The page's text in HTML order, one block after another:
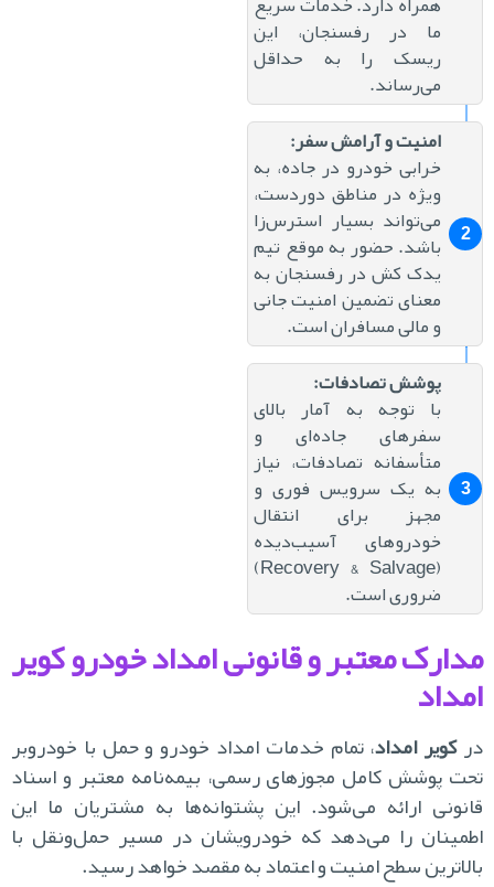
ما در رفسنجان، این
ریسک را به حداقل
می‌رساند.
امنیت و آرامش سفر:
خرابی خودرو در جاده، به
ویژه در مناطق دوردست،
می‌تواند بسیار استرس‌زا
باشد. حضور به موقع تیم
یدک کش در رفسنجان به
معنای تضمین امنیت جانی
و مالی مسافران است.
پوشش تصادفات:
با توجه به آمار بالای
سفرهای جاده‌ای و
متأسفانه تصادفات، نیاز
به یک سرویس فوری و
مجهز برای انتقال
خودروهای آسیب‌دیده
(Recovery & Salvage)
ضروری است.
معتبر و قانونی امداد خودرو کویر
کویر امداد، تمام خدمات امداد خودرو و حمل با خودروبر
پوشش کامل مجوزهای رسمی، بیمه‌نامه معتبر و اسناد
ارائه می‌شود. این پشتوانه‌ها به مشتریان ما این
را می‌دهد که خودرویشان در مسیر حمل‌ونقل با
سطح امنیت و اعتماد به مقصد خواهد رسید.